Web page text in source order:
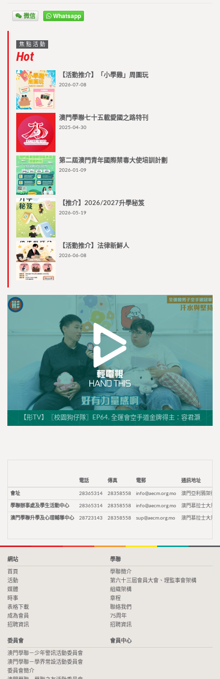
微信 Whatsapp
焦點活動
Hot
【活動推介】「小學雞」周圍玩
2026-07-08
澳門學聯七十五載愛國之路特刊
2025-04-30
第二屆澳門青年國際禁毒大使培訓計劃
2026-01-09
【推介】2026/2027升學秘笈
2026-05-19
【活動推介】法律新鮮人
2026-06-08
【形TV】〖校園狗仔隊〗EP64. 全運會空手道金牌得主：容君灝
電話 傳真 電郵 通訊地址
會址 28365314 28358558 info@aecm.org.mo 澳門亞利鴉架街9
學聯辦事處及學生活動中心 28365314 28358558 info@aecm.org.mo 澳門慕拉士大馬
澳門學聯升學及心理輔導中心 28723143 28358558 sup@aecm.org.mo 澳門慕拉士大馬
網站
首頁
活動
媒體
時事
表格下載
成為會員
招聘資訊
學聯
學聯簡介
第六十三屆會員大會、理監事會架構
組織架構
章程
聯絡我們
75周年
招聘資訊
委員會
澳門學聯－少年警訊活動委員會
澳門學聯－學界常設活動委員會
委員會簡介
會員中心